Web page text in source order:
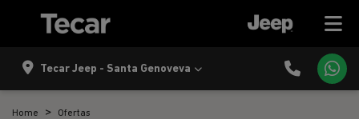
Tecar Jeep - Santa Genoveva
Home Ofertas